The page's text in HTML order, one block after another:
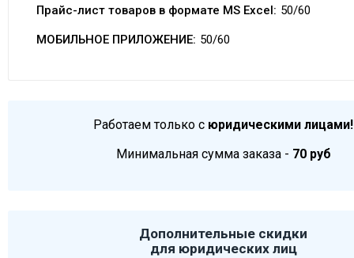
Прайс-лист товаров в формате MS Excel: 50/60
МОБИЛЬНОЕ ПРИЛОЖЕНИЕ: 50/60
Работаем только с юридическими лицами!
Минимальная сумма заказа - 70 руб
Дополнительные скидки
для юридических лиц